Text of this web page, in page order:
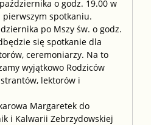
o godz. 19.00 w
pierwszym spotkaniu.
po Mszy św. o godz.
się spotkanie dla
ceremoniarzy. Na to
wyjątkowo Rodziców
lektorów i
Margaretek do
i Kalwarii Zebrzydowskiej